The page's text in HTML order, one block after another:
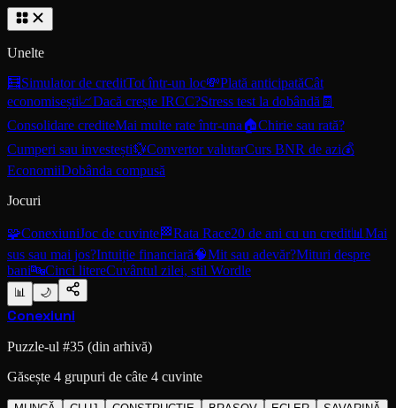
Unelte
🧮Simulator de creditTot într-un loc💸Plată anticipatăCât
economisești📈Dacă crește IRCC?Stress test la dobândă 🧾
Consolidare crediteMai multe rate într-una 🏠Chirie sau rată?
Cumperi sau investești💱Convertor valutarCurs BNR de azi💰
EconomiiDobânda compusă
Jocuri
🧩ConexiuniJoc de cuvinte🏁Rata Race20 de ani cu un credit 📊 Mai
sus sau mai jos?Intuiție financiară🧠Mit sau adevăr?Mituri despre
bani🔤Cinci litereCuvântul zilei, stil Wordle
📊 🌙
Conexiuni
Puzzle-ul #35 (din arhivă)
Găsește 4 grupuri de câte 4 cuvinte